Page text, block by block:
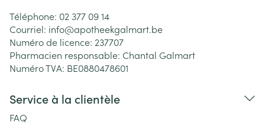
Téléphone: 02 377 09 14
Courriel: info@apotheekgalmart.be
Numéro de licence: 237707
Pharmacien responsable: Chantal Galmart
Numéro TVA: BE0880478601
Service à la clientèle
FAQ